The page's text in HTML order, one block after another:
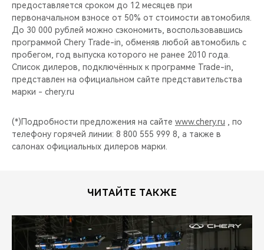
предоставляется сроком до 12 месяцев при
первоначальном взносе от 50% от стоимости автомобиля.
До 30 000 рублей можно сэкономить, воспользовавшись
программой Chery Trade-in, обменяв любой автомобиль с
пробегом, год выпуска которого не ранее 2010 года.
Список дилеров, подключённых к программе Trade-in,
представлен на официальном сайте представительства
марки - chery.ru
(*)Подробности предложения на сайте www.chery.ru , по
телефону горячей линии: 8 800 555 999 8, а также в
салонах официальных дилеров марки.
ЧИТАЙТЕ ТАКЖЕ